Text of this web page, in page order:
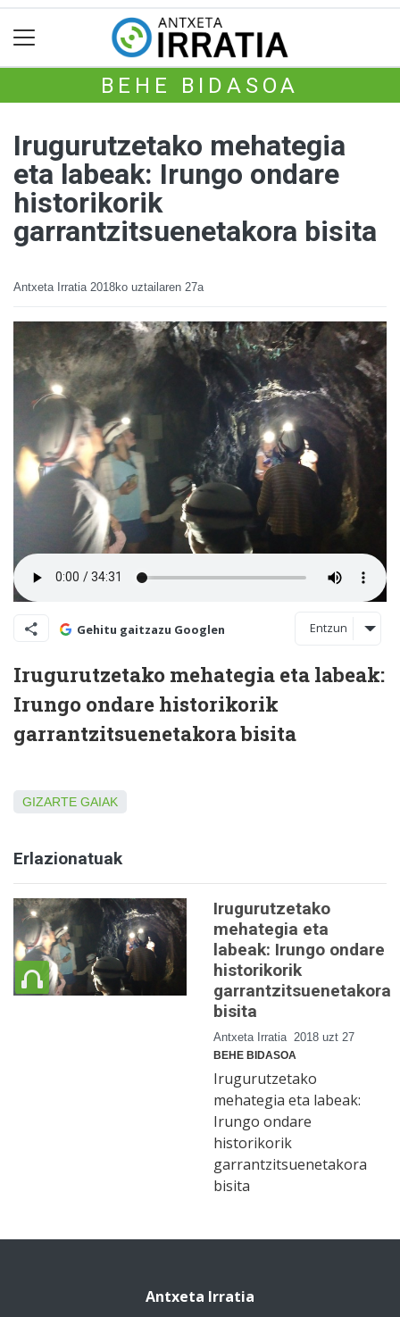
BEHE BIDASOA
Irugurutzetako mehategia
eta labeak: Irungo ondare
historikorik
garrantzitsuenetakora bisita
Antxeta Irratia 2018ko uztailaren 27a
Gehitu gaitzazu Googlen Entzun
Irugurutzetako mehategia eta labeak:
Irungo ondare historikorik
garrantzitsuenetakora bisita
GIZARTE GAIAK
Erlazionatuak
Irugurutzetako
mehategia eta
labeak: Irungo ondare
historikorik
garrantzitsuenetakora
bisita
Antxeta Irratia 2018 uzt 27
BEHE BIDASOA
Irugurutzetako
mehategia eta labeak:
Irungo ondare
historikorik
garrantzitsuenetakora
bisita
Antxeta Irratia